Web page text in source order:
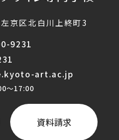
京区北白川上終町3
9231
art.ac.jp
〜17:00
資料請求